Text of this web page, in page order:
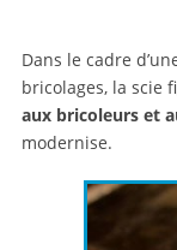
Dans le cadre
bricolages, la scie
aux bricoleurs et
modernise.